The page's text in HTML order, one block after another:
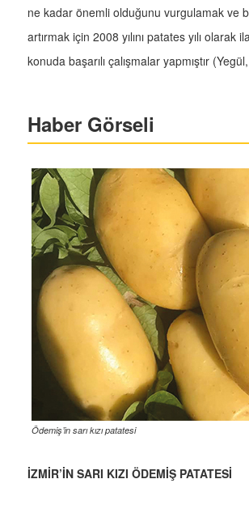
ne kadar önemli olduğunu vurgulamak ve
artırmak için 2008 yılını patates yılı olarak
konuda başarılı çalışmalar yapmıştır
Haber Görseli
Ödemiş’in sarı kızı patatesi
İZMİR’İN SARI KIZI ÖDEMİŞ PATATESİ